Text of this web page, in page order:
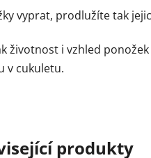
vyprat, prodlužíte tak
životnost i vzhled
v cukuletu.
produkty